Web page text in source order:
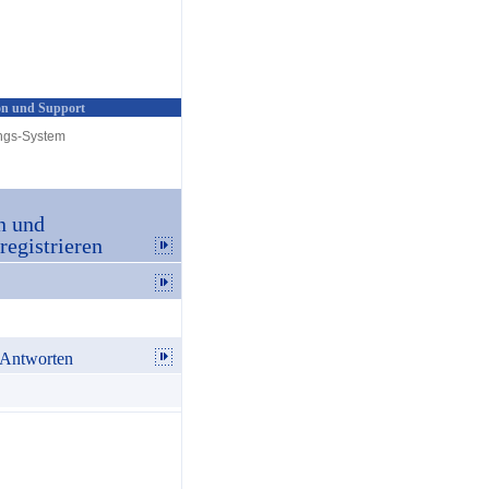
und Support
System
und